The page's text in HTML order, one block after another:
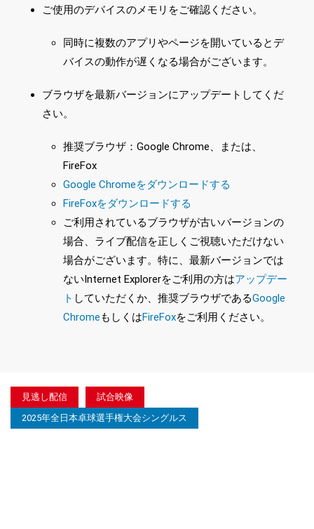
ご使用のデバイスのメモリをご確認ください。
同時に複数のアプリやページを開いているとデ
バイスの動作が遅くなる場合がございます。
ブラウザを最新バージョンにアップデートしてくだ
さい。
推奨ブラウザ：Google Chrome、または、
FireFox
Google Chromeをダウンロードする
FireFoxをダウンロードする
ご利用されているブラウザが古いバージョンの
場合、ライブ配信を正しくご視聴いただけない
場合がございます。特に、最新バージョンでは
ないInternet Explorerをご利用の方はアップデー
ト していただくか、推奨ブラウザであるGoogle
ChromeもしくはFireFoxをご利用ください。
見逃し配信
試合映像
2025年全日本卓球選手権大会シングルス